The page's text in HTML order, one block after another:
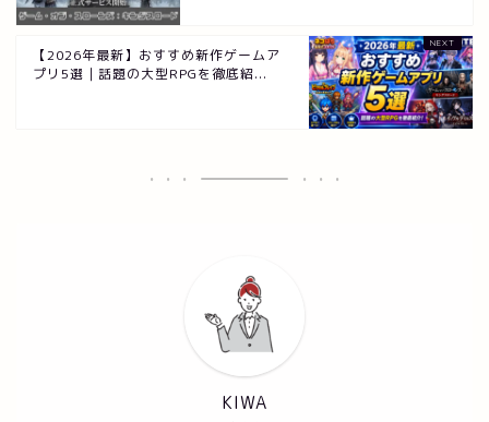
【2026年最新】おすすめ新作ゲームア
プリ5選｜話題の大型RPGを徹底紹...
KIWA